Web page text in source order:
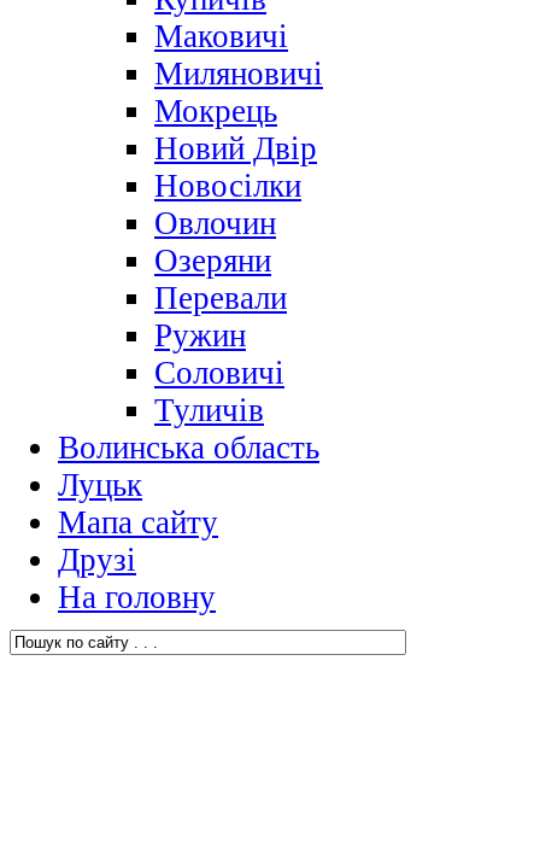
Маковичі
Миляновичі
Мокрець
Новий Двір
Новосілки
Овлочин
Озеряни
Перевали
Ружин
Соловичі
Туличів
Волинська область
Луцьк
Мапа сайту
Друзі
На головну